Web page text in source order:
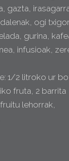
gazta,
ogi
gurina,
infusioak,
1/2 litroko ur
fruta, 2 barrita
lehorrak,